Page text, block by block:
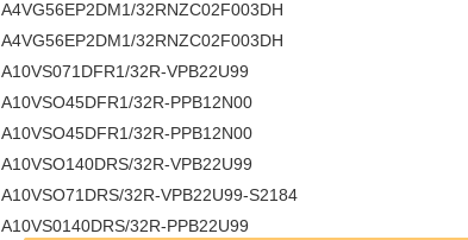
A4VG56EP2DM1/32RNZC02F003DH
A4VG56EP2DM1/32RNZC02F003DH
A10VS071DFR1/32R-VPB22U99
A10VSO45DFR1/32R-PPB12N00
A10VSO45DFR1/32R-PPB12N00
A10VSO140DRS/32R-VPB22U99
A10VSO71DRS/32R-VPB22U99-S2184
A10VS0140DRS/32R-PPB22U99